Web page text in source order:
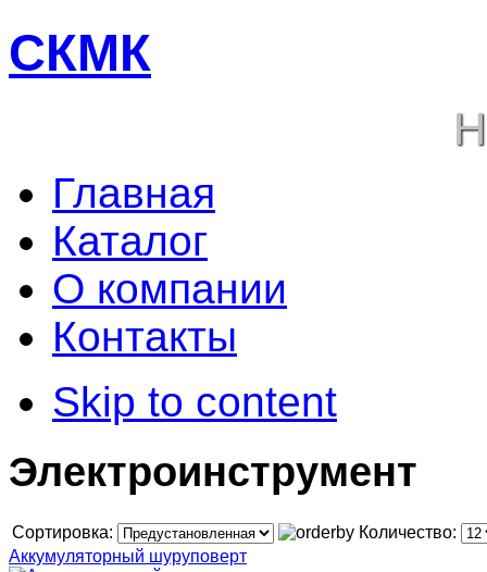
СКМК
Главная
Каталог
О компании
Контакты
Skip to content
Электроинструмент
Сортировка:
Количество:
Аккумуляторный шуруповерт